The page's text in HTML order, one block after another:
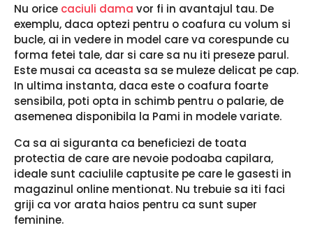
Nu orice caciuli dama vor fi in avantajul tau. De
exemplu, daca optezi pentru o coafura cu volum si
bucle, ai in vedere in model care va corespunde cu
forma fetei tale, dar si care sa nu iti preseze parul.
Este musai ca aceasta sa se muleze delicat pe cap.
In ultima instanta, daca este o coafura foarte
sensibila, poti opta in schimb pentru o palarie, de
asemenea disponibila la Pami in modele variate.
Ca sa ai siguranta ca beneficiezi de toata
protectia de care are nevoie podoaba capilara,
ideale sunt caciulile captusite pe care le gasesti in
magazinul online mentionat. Nu trebuie sa iti faci
griji ca vor arata haios pentru ca sunt super
feminine.